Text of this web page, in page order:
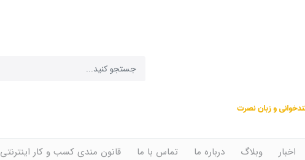
اخبار وبلاگ درباره ما تماس با ما قانون مندی کسب و کار اینترنتی